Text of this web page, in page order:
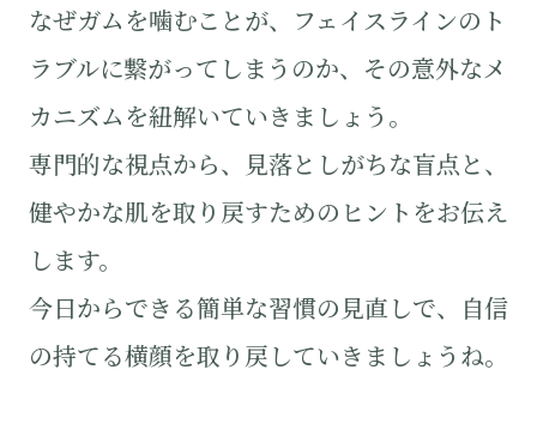
なぜガムを噛むことが、フェイスラインのト
ラブルに繋がってしまうのか、その意外なメ
カニズムを紐解いていきましょう。
専門的な視点から、見落としがちな盲点と、
健やかな肌を取り戻すためのヒントをお伝え
します。
今日からできる簡単な習慣の見直しで、自信
の持てる横顔を取り戻していきましょうね。